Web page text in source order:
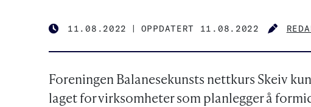
PUBLISHED
11.08.2022 | OPPDATERT 11.08.2022
AUTHOR
Foreningen Balanesekunsts nettkurs Skeiv
laget for virksomheter som planlegger å